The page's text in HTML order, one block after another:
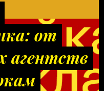
от
агентств